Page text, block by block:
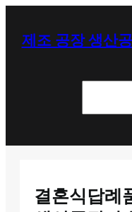
제조 공장 생산
결혼식답례